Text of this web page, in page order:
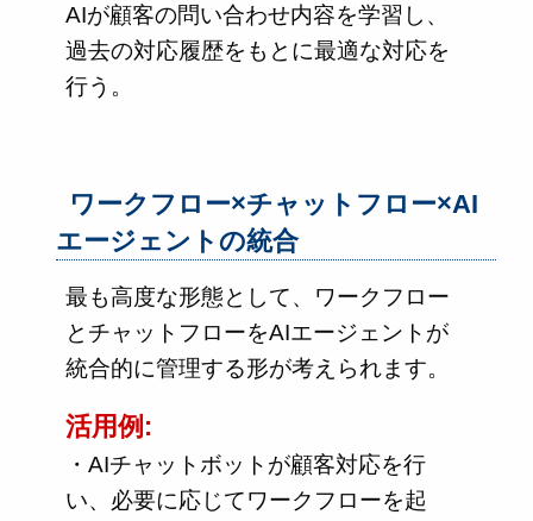
AIが顧客の問い合わせ内容を学習し、
過去の対応履歴をもとに最適な対応を
行う。
ワークフロー×チャットフロー×AI
エージェントの統合
最も高度な形態として、ワークフロー
とチャットフローをAIエージェントが
統合的に管理する形が考えられます。
活用例:
・AIチャットボットが顧客対応を行
い、必要に応じてワークフローを起